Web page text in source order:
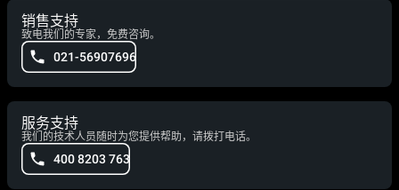
销售支持
致电我们的专家，免费咨询。
021-56907696
服务支持
我们的技术人员随时为您提供帮助，请拨打电话。
400 8203 763